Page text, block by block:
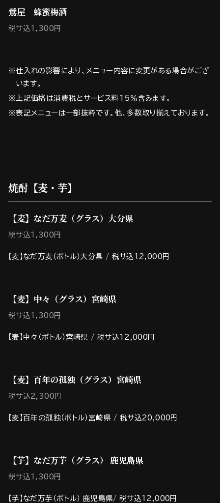
鶯屋 蜂蜜梅酒
税サ込1,300円
※仕入れの影響により、メニュー内容に変更がある場合がござ
います。
※上記価格は消費税とサービス料15％含みます。
※表記メニューは一部抜粋です。他、多数取り揃えております。
焼酎【麦・芋】
【麦】なだ万麦（グラス）大分県
税サ込1,300円
【麦】なだ万麦（ボトル）大分県 / 税サ込12,000円
【麦】中々（グラス）宮崎県
税サ込1,300円
【麦】中々（ボトル）宮崎県 / 税サ込12,000円
【麦】百年の孤独（グラス）宮崎県
税サ込2,300円
【麦】百年の孤独（ボトル）宮崎県 / 税サ込20,000円
【芋】なだ万芋（グラス） 鹿児島県
税サ込1,300円
【芋】なだ万芋（ボトル） 鹿児島県/ 税サ込12,000円